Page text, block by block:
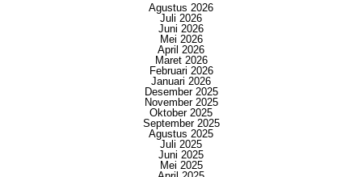
Agustus 2026
Juli 2026
Juni 2026
Mei 2026
April 2026
Maret 2026
Februari 2026
Januari 2026
Desember 2025
November 2025
Oktober 2025
September 2025
Agustus 2025
Juli 2025
Juni 2025
Mei 2025